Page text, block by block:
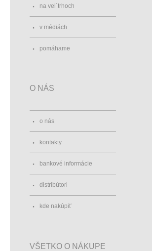
na vel´trhoch
v médiách
pomáhame
O NÁS
o nás
kontakty
bankové informácie
distribútori
kde nakúpiť
VŠETKO O NÁKUPE